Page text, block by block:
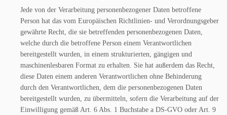
Jede von der Verarbeitung personenbezogener Daten betroffene
Person hat das vom Europäischen Richtlinien- und Verordnungsgeber
gewährte Recht, die sie betreffenden personenbezogenen Daten,
welche durch die betroffene Person einem Verantwortlichen
bereitgestellt wurden, in einem strukturierten, gängigen und
maschinenlesbaren Format zu erhalten. Sie hat außerdem das Recht,
diese Daten einem anderen Verantwortlichen ohne Behinderung
durch den Verantwortlichen, dem die personenbezogenen Daten
bereitgestellt wurden, zu übermitteln, sofern die Verarbeitung auf der
Einwilligung gemäß Art. 6 Abs. 1 Buchstabe a DS-GVO oder Art. 9